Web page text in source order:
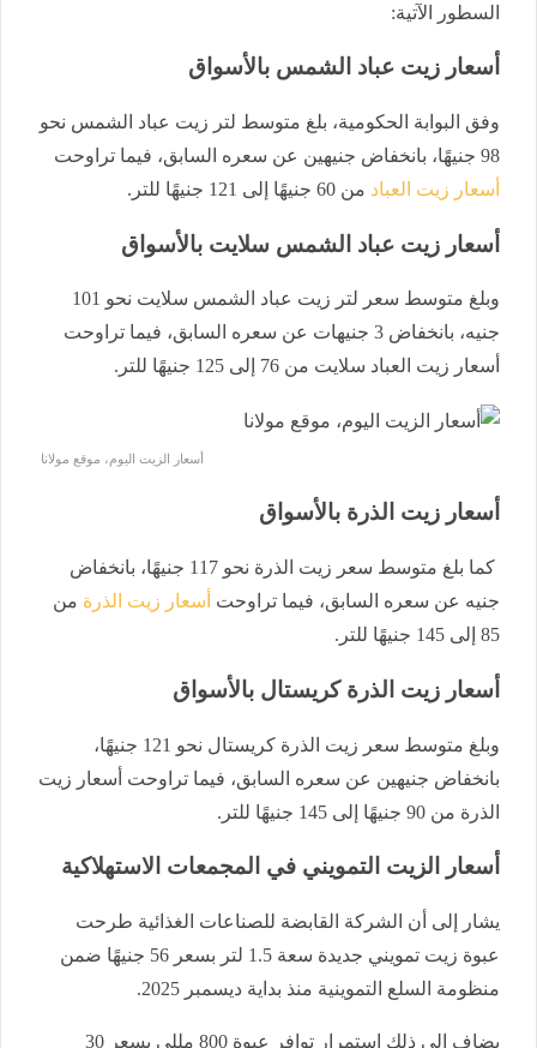
السطور الآتية:
أسعار زيت عباد الشمس بالأسواق
وفق البوابة الحكومية، بلغ متوسط لتر زيت عباد الشمس نحو
98 جنيهًا، بانخفاض جنيهين عن سعره السابق، فيما تراوحت
أسعار زيت العباد من 60 جنيهًا إلى 121 جنيهًا للتر.
أسعار زيت عباد الشمس سلايت بالأسواق
وبلغ متوسط سعر لتر زيت عباد الشمس سلايت نحو 101
جنيه، بانخفاض 3 جنيهات عن سعره السابق، فيما تراوحت
أسعار زيت العباد سلايت من 76 إلى 125 جنيهًا للتر.
أسعار الزيت اليوم، موقع مولانا
أسعار زيت الذرة بالأسواق
كما بلغ متوسط سعر زيت الذرة نحو 117 جنيهًا، بانخفاض
جنيه عن سعره السابق، فيما تراوحت أسعار زيت الذرة من
85 إلى 145 جنيهًا للتر.
أسعار زيت الذرة كريستال بالأسواق
وبلغ متوسط سعر زيت الذرة كريستال نحو 121 جنيهًا،
بانخفاض جنيهين عن سعره السابق، فيما تراوحت أسعار زيت
الذرة من 90 جنيهًا إلى 145 جنيهًا للتر.
أسعار الزيت التمويني في المجمعات الاستهلاكية
يشار إلى أن الشركة القابضة للصناعات الغذائية طرحت
عبوة زيت تمويني جديدة سعة 1.5 لتر بسعر 56 جنيهًا ضمن
منظومة السلع التموينية منذ بداية ديسمبر 2025.
يضاف إلى ذلك استمرار توافر عبوة 800 مللي بسعر 30